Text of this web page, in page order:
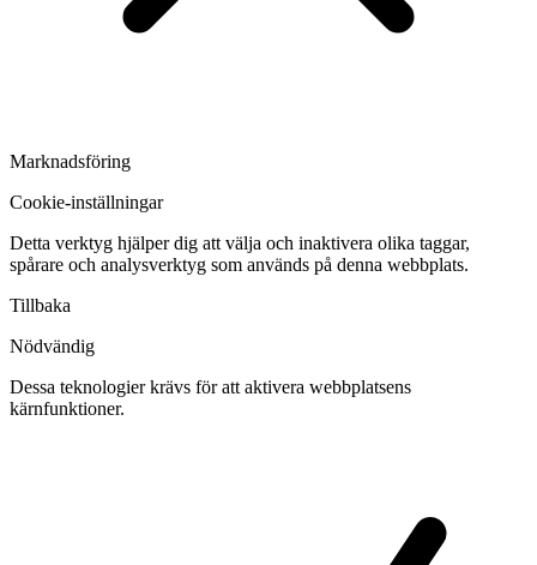
Marknadsföring
Cookie-inställningar
Detta verktyg hjälper dig att välja och inaktivera olika taggar,
spårare och analysverktyg som används på denna webbplats.
Tillbaka
Nödvändig
Dessa teknologier krävs för att aktivera webbplatsens
kärnfunktioner.